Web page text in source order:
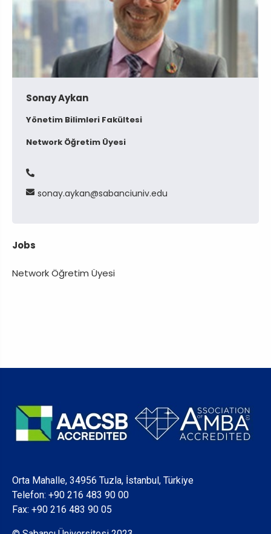
Sonay Aykan
Yönetim Bilimleri Fakültesi
Network Öğretim Üyesi
sonayaykan sabanciunivedu
Jobs
Network Öğretim Üyesi
Orta Mahalle, 34956 Tuzla, İstanbul, Türkiye
Telefon: +90 216 483 90 00
Fax: +90 216 483 90 05